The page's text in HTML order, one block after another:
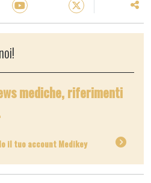
mediche, riferimenti
il tuo account Medikey